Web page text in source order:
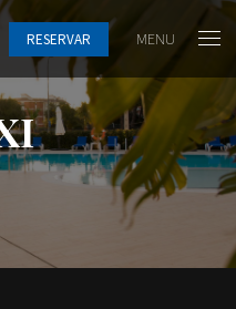
RESERVAR MENU